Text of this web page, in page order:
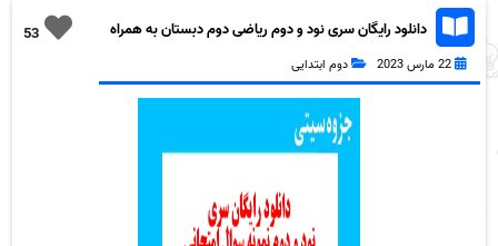
53
دانلود رایگان سری نود و دوم ریاضی دوم دبستان به همراه
22 مارس 2023 دوم ابتدایی